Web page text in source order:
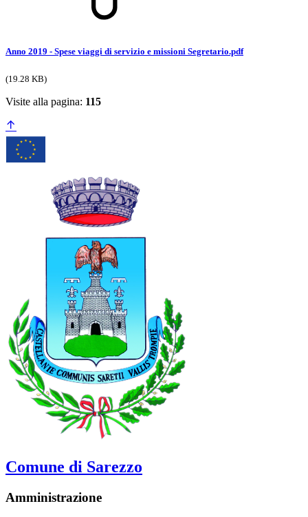
Anno 2019 - Spese viaggi di servizio e missioni Segretario.pdf
(19.28 KB)
Visite alla pagina: 115
Comune di Sarezzo
Amministrazione